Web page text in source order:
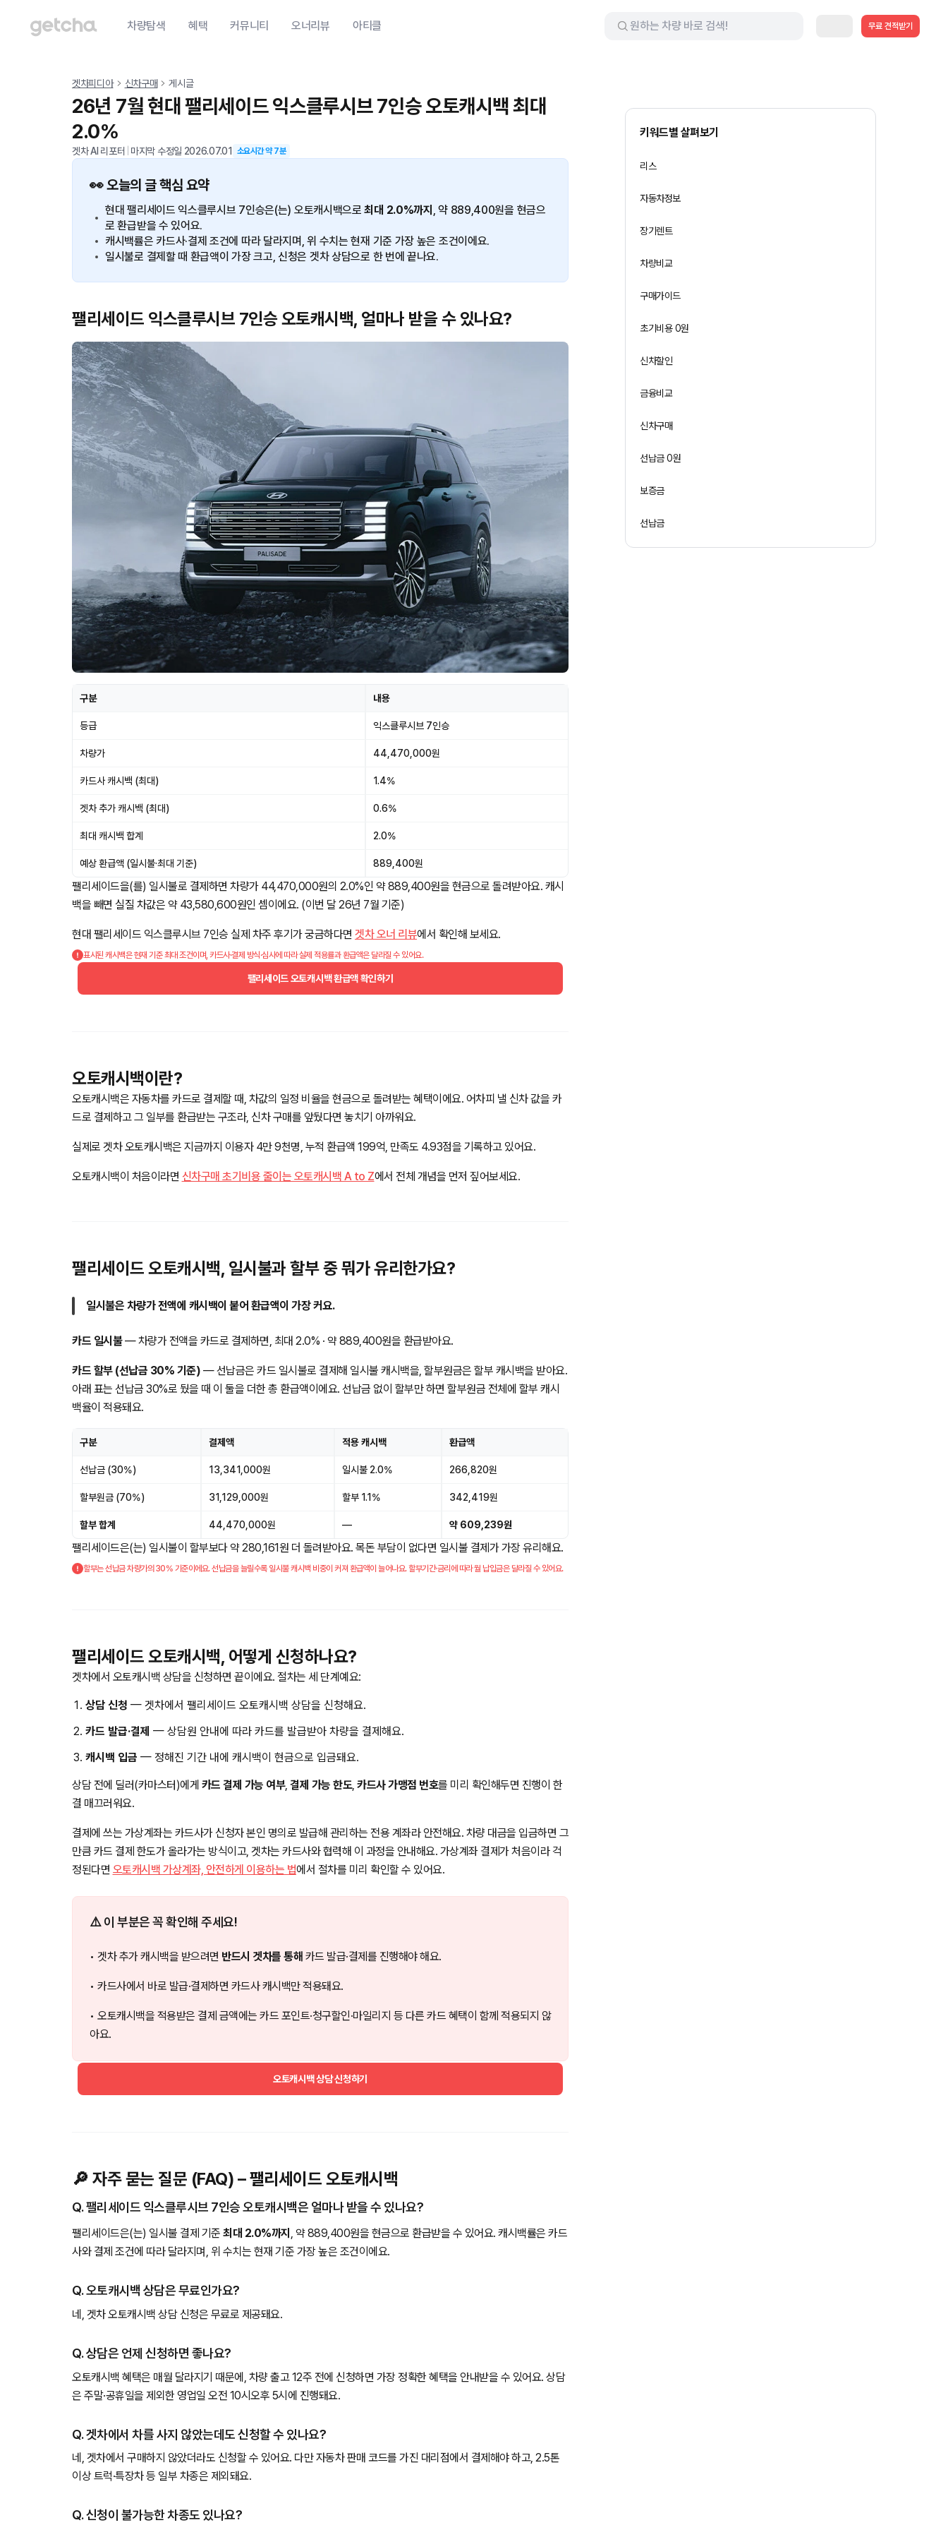
차량탐색 혜택 커뮤니티 오너리뷰 아티클 무료 견적받기
겟차피디아 신차구매 게시글
26년 7월 현대 팰리세이드 익스클루시브 7인승 오토캐시백 최대
2.0%
겟차 AI 리포터 마지막 수정일 2026.07.01 소요시간 약7분
👀 오늘의 글 핵심 요약
현대 팰리세이드 익스클루시브 7인승은(는) 오토캐시백으로최대 2.0%까지 , 약 889,400원을 현금으
로 환급받을 수 있어요.
캐시백률은 카드사·결제 조건에 따라 달라지며, 위 수치는 현재 기준 가장 높은 조건이에요.
일시불로 결제할 때 환급액이 가장 크고, 신청은 겟차 상담으로 한 번에 끝나요.
팰리세이드 익스클루시브 7인승 오토캐시백, 얼마나 받을 수 있나요?
구분 내용
등급 익스클루시브 7인승
차량가 44,470,000원
카드사 캐시백 (최대) 1.4%
겟차 추가 캐시백 (최대) 0.6%
최대 캐시백 합계 2.0%
예상 환급액 (일시불·최대 기준) 889,400원
팰리세이드을(를) 일시불로 결제하면 차량가 44,470,000원의 2.0%인 약 889,400원을 현금으로 돌려받아요. 캐시
백을 빼면 실질 차값은 약 43,580,600원인 셈이에요. (이번 달 26년 7월 기준)
현대 팰리세이드 익스클루시브 7인승 실제 차주 후기가 궁금하다면 겟차 오너 리뷰에서 확인해 보세요.
표시된 캐시백은 현재 기준 최대 조건이며, 카드사·결제 방식·심사에 따라 실제 적용률과 환급액은 달라질 수 있어요.
팰리세이드 오토캐시백 환급액 확인하기
오토캐시백이란?
오토캐시백은 자동차를 카드로 결제할 때, 차값의 일정 비율을 현금으로 돌려받는 혜택이에요. 어차피 낼 신차 값을 카
드로 결제하고 그 일부를 환급받는 구조라, 신차 구매를 앞뒀다면 놓치기 아까워요.
실제로 겟차 오토캐시백은 지금까지 이용자 4만 9천명, 누적 환급액 199억, 만족도 4.93점을 기록하고 있어요.
오토캐시백이 처음이라면 신차구매 초기비용 줄이는 오토캐시백 A to Z에서 전체 개념을 먼저 짚어보세요.
팰리세이드 오토캐시백, 일시불과 할부 중 뭐가 유리한가요?
일시불은 차량가 전액에 캐시백이 붙어 환급액이 가장 커요.
카드 일시불— 차량가 전액을 카드로 결제하면, 최대 2.0% · 약 889,400원을 환급받아요.
카드 할부 (선납금 30% 기준) — 선납금은 카드 일시불로 결제해 일시불 캐시백을, 할부원금은 할부 캐시백을 받아요.
아래 표는 선납금 30%로 뒀을 때 이 둘을 더한 총 환급액이에요. 선납금 없이 할부만 하면 할부원금 전체에 할부 캐시
백율이 적용돼요.
구분 결제액 적용 캐시백 환급액
선납금 (30%) 13,341,000원 일시불 2.0% 266,820원
할부원금 (70%) 31,129,000원 할부 1.1% 342,419원
할부 합계 44,470,000원 — 약 609,239원
팰리세이드은(는) 일시불이 할부보다 약 280,161원 더 돌려받아요. 목돈 부담이 없다면 일시불 결제가 가장 유리해요.
할부는 선납금 차량가의 30% 기준이에요. 선납금을 늘릴수록 일시불 캐시백 비중이 커져 환급액이 늘어나요. 할부기간·금리에 따라 월 납입금은 달라질 수 있어요.
팰리세이드 오토캐시백, 어떻게 신청하나요?
겟차에서 오토캐시백 상담을 신청하면 끝이에요. 절차는 세 단계예요:
상담 신청 — 겟차에서 팰리세이드 오토캐시백 상담을 신청해요.
카드 발급·결제 — 상담원 안내에 따라 카드를 발급받아 차량을 결제해요.
캐시백 입금 — 정해진 기간 내에 캐시백이 현금으로 입금돼요.
상담 전에 딜러(카마스터)에게 카드 결제 가능 여부, 결제 가능 한도, 카드사 가맹점 번호를 미리 확인해두면 진행이 한
결 매끄러워요.
결제에 쓰는 가상계좌는 카드사가 신청자 본인 명의로 발급해 관리하는 전용 계좌라 안전해요. 차량 대금을 입금하면 그
만큼 카드 결제 한도가 올라가는 방식이고, 겟차는 카드사와 협력해 이 과정을 안내해요. 가상계좌 결제가 처음이라 걱
정된다면 오토캐시백 가상계좌, 안전하게 이용하는 법에서 절차를 미리 확인할 수 있어요.
⚠️ 이 부분은 꼭 확인해 주세요!
• 겟차 추가 캐시백을 받으려면 반드시 겟차를 통해 카드 발급·결제를 진행해야 해요.
• 카드사에서 바로 발급·결제하면 카드사 캐시백만 적용돼요.
• 오토캐시백을 적용받은 결제 금액에는 카드 포인트·청구할인·마일리지 등 다른 카드 혜택이 함께 적용되지 않
아요.
오토캐시백 상담 신청하기
🔎 자주 묻는 질문 (FAQ) – 팰리세이드 오토캐시백
Q. 팰리세이드 익스클루시브 7인승 오토캐시백은 얼마나 받을 수 있나요?
팰리세이드은(는) 일시불 결제 기준 최대 2.0%까지 , 약 889,400원을 현금으로 환급받을 수 있어요. 캐시백률은 카드
사와 결제 조건에 따라 달라지며, 위 수치는 현재 기준 가장 높은 조건이에요.
Q. 오토캐시백 상담은 무료인가요?
네, 겟차 오토캐시백 상담 신청은 무료로 제공돼요.
Q. 상담은 언제 신청하면 좋나요?
오토캐시백 혜택은 매월 달라지기 때문에, 차량 출고 12주 전에 신청하면 가장 정확한 혜택을 안내받을 수 있어요. 상담
은 주말·공휴일을 제외한 영업일 오전 10시오후 5시에 진행돼요.
Q. 겟차에서 차를 사지 않았는데도 신청할 수 있나요?
네, 겟차에서 구매하지 않았더라도 신청할 수 있어요. 다만 자동차 판매 코드를 가진 대리점에서 결제해야 하고, 2.5톤
이상 트럭·특장차 등 일부 차종은 제외돼요.
Q. 신청이 불가능한 차종도 있나요?
키워드별 살펴보기
리스
자동차정보
장기렌트
차량비교
구매가이드
초기비용 0원
신차할인
금융비교
신차구매
선납금 0원
보증금
선납금